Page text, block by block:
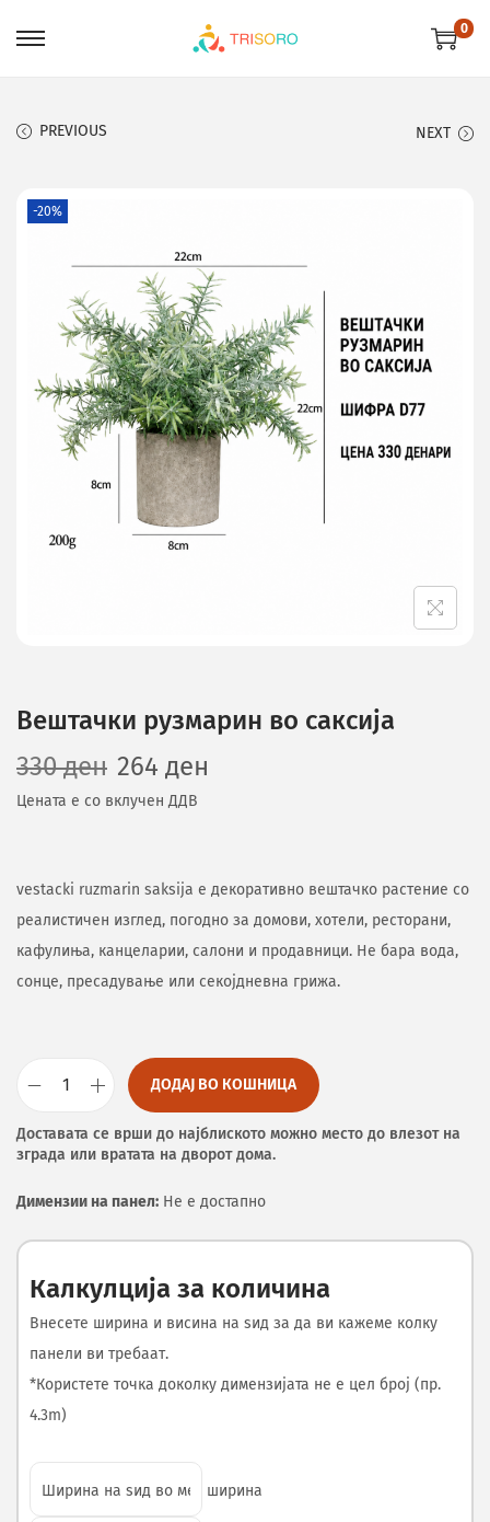
0
PREVIOUS NEXT
-20%
Вештачки рузмарин во саксија
330ден 264 ден
Цената е со вклучен ДДВ
vestacki ruzmarin saksija е декоративно вештачко растение со
реалистичен изглед, погодно за домови, хотели, ресторани,
кафулиња, канцеларии, салони и продавници. Не бара вода,
сонце, пресадување или секојдневна грижа.
ДОДАЈ ВО КОШНИЦА
Доставата се врши до најблиското можно место до влезот на
зграда или вратата на дворот дома.
Димензии на панел: Не е достапно
Калкулција за количина
Внесете ширина и висина на ѕид за да ви кажеме колку
панели ви требаат.
*Користете точка доколку димензијата не е цел број (пр.
4.3m)
ширина